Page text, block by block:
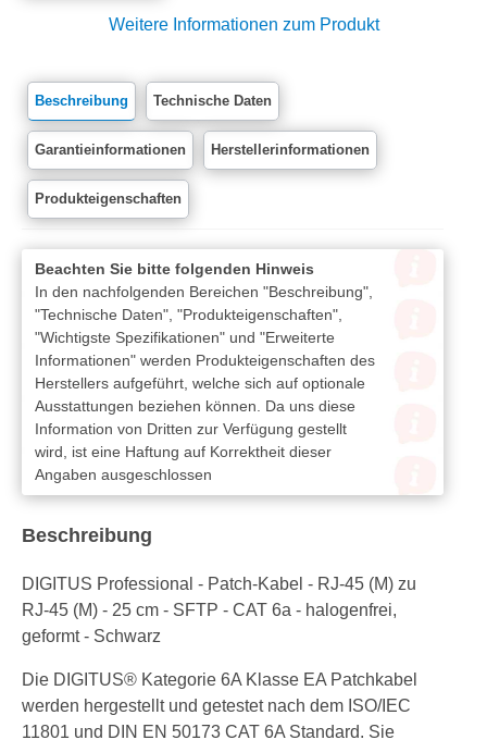
Weitere Informationen zum Produkt
Beschreibung Technische Daten
Garantieinformationen Herstellerinformationen
Produkteigenschaften
Beachten Sie bitte folgenden Hinweis
In den nachfolgenden Bereichen "Beschreibung",
"Technische Daten", "Produkteigenschaften",
"Wichtigste Spezifikationen" und "Erweiterte
Informationen" werden Produkteigenschaften des
Herstellers aufgeführt, welche sich auf optionale
Ausstattungen beziehen können. Da uns diese
Information von Dritten zur Verfügung gestellt
wird, ist eine Haftung auf Korrektheit dieser
Angaben ausgeschlossen
Beschreibung
DIGITUS Professional - Patch-Kabel - RJ-45 (M) zu
RJ-45 (M) - 25 cm - SFTP - CAT 6a - halogenfrei,
geformt - Schwarz
Die DIGITUS® Kategorie 6A Klasse EA Patchkabel
werden hergestellt und getestet nach dem ISO/IEC
11801 und DIN EN 50173 CAT 6A Standard. Sie